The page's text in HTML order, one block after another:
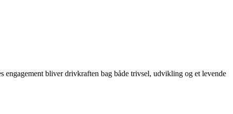
bliver drivkraften bag både trivsel, udvikling og et levende